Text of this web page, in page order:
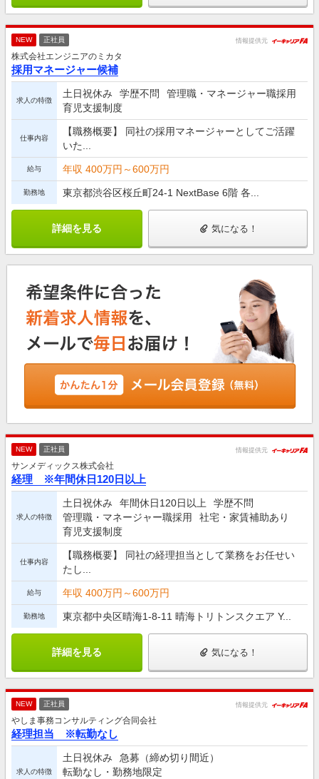
NEW 正社員 情報提供元
株式会社エンジニアのミカタ
採用マネージャー候補
求人の特徴
土日祝休み 学歴不問
管理職・マネージャー職採用
育児支援制度
仕事内容
【職務概要】 同社の採用マネージャーとしてご活躍
いた...
給与 年収 400万円～600万円
勤務地 東京都渋谷区桜丘町24-1 NextBase 6階 各...
詳細を見る 気になる！
NEW 正社員 情報提供元
サンメディックス株式会社
経理 ※年間休日120日以上
求人の特徴
土日祝休み 年間休日120日以上
学歴不問
管理職・マネージャー職採用
社宅・家賃補助あり
育児支援制度
仕事内容
【職務概要】 同社の経理担当として業務をお任せい
たし...
給与 年収 400万円～600万円
勤務地 東京都中央区晴海1-8-11 晴海トリトンスクエア Y...
詳細を見る 気になる！
NEW 正社員 情報提供元
やしま事務コンサルティング合同会社
経理担当 ※転勤なし
求人の特徴
土日祝休み
急募（締め切り間近）
転勤なし・勤務地限定